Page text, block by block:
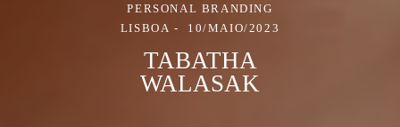
PERSONAL BRANDING
LISBOA
10/MAIO/2023
TABATHA
WALASAK